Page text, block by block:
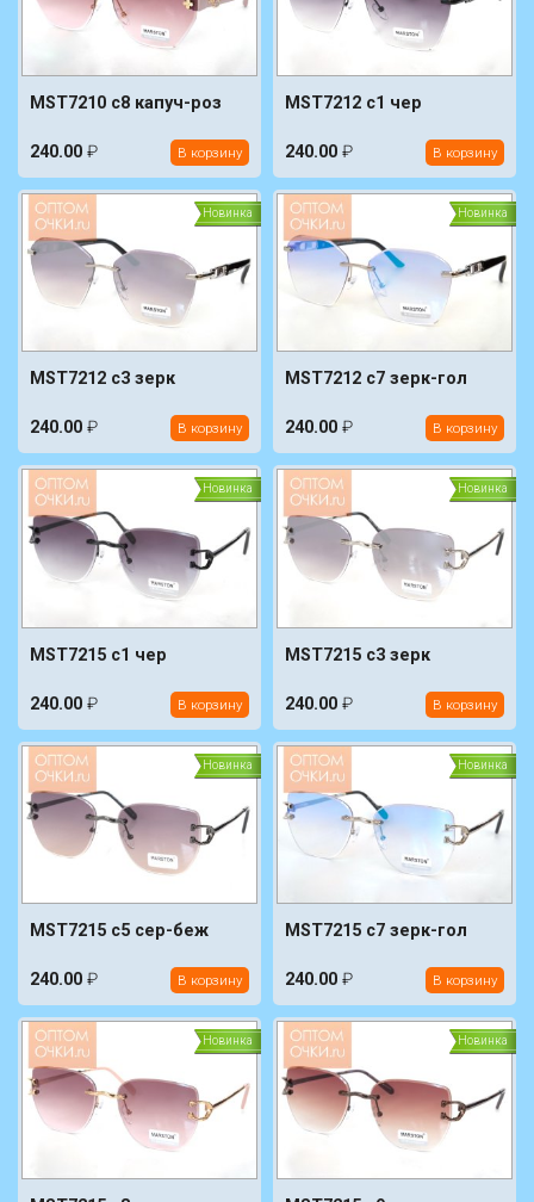
MST7210 c8 капуч-роз
240.00 ₽ В корзину
MST7212 c1 чер
240.00 ₽ В корзину
Новинка
MST7212 c3 зерк
240.00 ₽ В корзину
Новинка
MST7212 c7 зерк-гол
240.00 ₽ В корзину
Новинка
MST7215 c1 чер
240.00 ₽ В корзину
Новинка
MST7215 c3 зерк
240.00 ₽ В корзину
Новинка
MST7215 c5 сер-беж
240.00 ₽ В корзину
Новинка
MST7215 c7 зерк-гол
240.00 ₽ В корзину
Новинка Новинка